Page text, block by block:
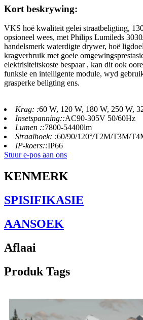
Kort beskrywing:
VKS hoë kwaliteit gelei straatbeligting,
opsioneel wees, met Philips Lumileds
handelsmerk waterdigte drywer, hoë
kragverbruik met goeie
elektrisiteitskoste bespaar , kan dit ook
funksie en intelligente module, wyd
grasperke beligting ens.
Krag: :60 W, 120 W, 180 W, 250 W,
Insetspanning::AC90-305V 50/60Hz
Lumen ::7800-54400lm
Straalhoek: :60/90/120°/T2M/T3M/
IP-koers::IP66
Stuur e-pos aan ons
KENMERK
SPISIFIKASIE
AANSOEK
Aflaai
Produk Tags